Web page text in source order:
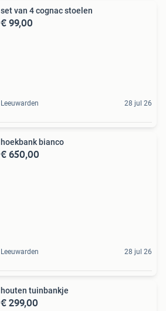
set van 4 cognac stoelen
€ 99,00
Leeuwarden 28 jul 26
hoekbank bianco
€ 650,00
Leeuwarden 28 jul 26
houten tuinbankje
€ 299,00